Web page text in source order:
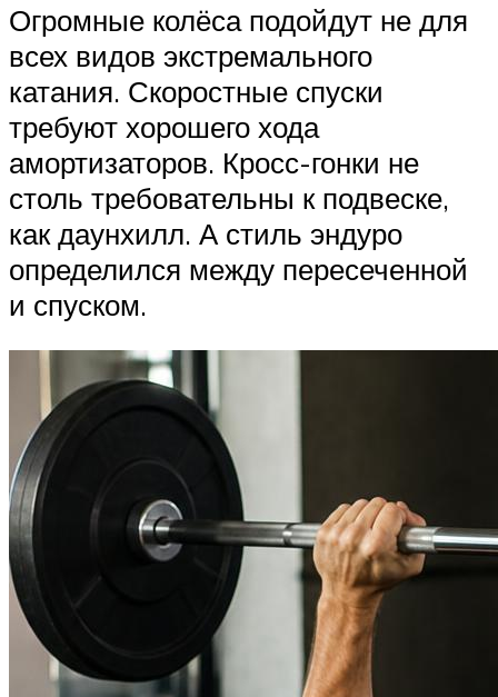
Огромные колёса подойдут не для
всех видов экстремального
катания. Скоростные спуски
требуют хорошего хода
амортизаторов. Кросс-гонки не
столь требовательны к подвеске,
как даунхилл. А стиль эндуро
определился между пересеченной
и спуском.